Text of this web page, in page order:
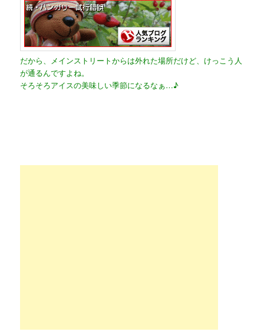
だから、メインストリートからは外れた場所だけど、けっこう人
が通るんですよね。
そろそろアイスの美味しい季節になるなぁ…♪